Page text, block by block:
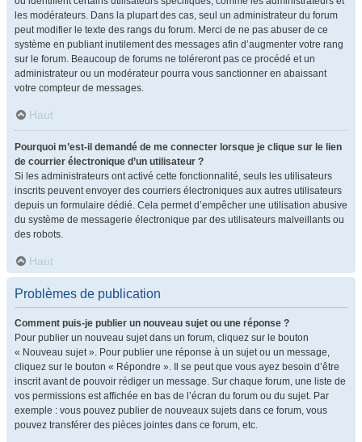
les modérateurs. Dans la plupart des cas, seul un administrateur du forum
peut modifier le texte des rangs du forum. Merci de ne pas abuser de ce
système en publiant inutilement des messages afin d’augmenter votre rang
sur le forum. Beaucoup de forums ne toléreront pas ce procédé et un
administrateur ou un modérateur pourra vous sanctionner en abaissant
votre compteur de messages.
Haut
Pourquoi m’est-il demandé de me connecter lorsque je clique sur le lien
de courrier électronique d’un utilisateur ?
Si les administrateurs ont activé cette fonctionnalité, seuls les utilisateurs
inscrits peuvent envoyer des courriers électroniques aux autres utilisateurs
depuis un formulaire dédié. Cela permet d’empêcher une utilisation abusive
du système de messagerie électronique par des utilisateurs malveillants ou
des robots.
Haut
Problèmes de publication
Comment puis-je publier un nouveau sujet ou une réponse ?
Pour publier un nouveau sujet dans un forum, cliquez sur le bouton
« Nouveau sujet ». Pour publier une réponse à un sujet ou un message,
cliquez sur le bouton « Répondre ». Il se peut que vous ayez besoin d’être
inscrit avant de pouvoir rédiger un message. Sur chaque forum, une liste de
vos permissions est affichée en bas de l’écran du forum ou du sujet. Par
exemple : vous pouvez publier de nouveaux sujets dans ce forum, vous
pouvez transférer des pièces jointes dans ce forum, etc.